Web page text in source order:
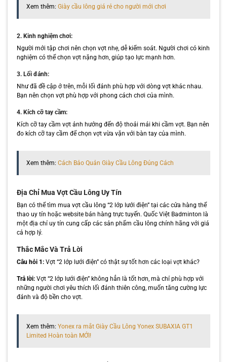
Xem thêm: Giày cầu lông giá rẻ cho người mới chơi
2. Kinh nghiệm chơi:
Người mới tập chơi nên chọn vợt nhẹ, dễ kiểm soát. Người chơi có kinh
nghiệm có thể chọn vợt nặng hơn, giúp tạo lực mạnh hơn.
3. Lối đánh:
Như đã đề cập ở trên, mỗi lối đánh phù hợp với dòng vợt khác nhau.
Bạn nên chọn vợt phù hợp với phong cách chơi của mình.
4. Kích cỡ tay cầm:
Kích cỡ tay cầm vợt ảnh hưởng đến độ thoải mái khi cầm vợt. Bạn nên
đo kích cỡ tay cầm để chọn vợt vừa vặn với bàn tay của mình.
Xem thêm: Cách Bảo Quản Giày Cầu Lông Đúng Cách
Địa Chỉ Mua Vợt Cầu Lông Uy Tín
Bạn có thể tìm mua vợt cầu lông “2 lớp lưới điện” tại các cửa hàng thể
thao uy tín hoặc website bán hàng trực tuyến. Quốc Việt Badminton là
một địa chỉ uy tín cung cấp các sản phẩm cầu lông chính hãng với giá
cả hợp lý.
Thắc Mắc Và Trả Lời
Câu hỏi 1:Vợt “2 lớp lưới điện” có thật sự tốt hơn các loại vợt khác?
Trả lời:Vợt “2 lớp lưới điện” không hẳn là tốt hơn, mà chỉ phù hợp với
những người chơi yêu thích lối đánh thiên công, muốn tăng cường lực
đánh và độ bền cho vợt.
Xem thêm: Yonex ra mắt Giày Cầu Lông Yonex SUBAXIA GT1
Limited Hoàn toàn MỚI!